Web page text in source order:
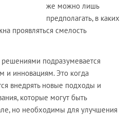
же можно лишь
предполагать, в каких
проявляться смелость
подразумевается
и инновациям. Это когда
внедрять новые подходы и
которые могут быть
но необходимы для улучшения